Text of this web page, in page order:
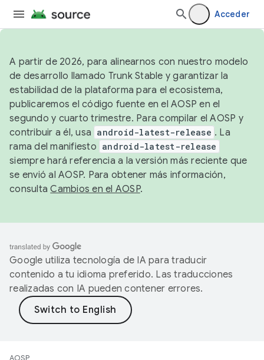
Acceder
A partir de 2026, para alinearnos con nuestro modelo
de desarrollo llamado Trunk Stable y garantizar la
estabilidad de la plataforma para el ecosistema,
publicaremos el código fuente en el AOSP en el
segundo y cuarto trimestre. Para compilar el AOSP y
contribuir a él, usa android-latest-release . La
rama del manifiesto android-latest-release
siempre hará referencia a la versión más reciente que
se envió al AOSP. Para obtener más información,
consultaCambios en el AOSP.
Google utiliza tecnología de IA para traducir
contenido a tu idioma preferido. Las traducciones
realizadas con IA pueden contener errores.
AOSP